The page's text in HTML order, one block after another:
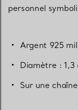
personnel
Argent 925
Diamètre : 1,3
Sur une